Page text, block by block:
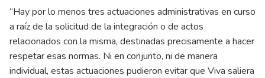
“Hay por lo menos tres actuaciones administrativas en curso
a raíz de la solicitud de la integración o de actos
relacionados con la misma, destinadas precisamente a hacer
respetar esas normas. Ni en conjunto, ni de manera
individual, estas actuaciones pudieron evitar que Viva saliera